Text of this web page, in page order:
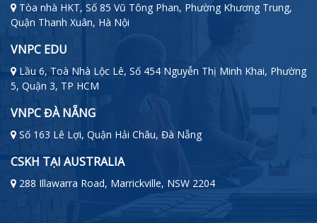
Tòa nhà HKT, Số 85 Vũ Tông Phan, Phường Khương Trung,
Quận Thanh Xuân, Hà Nội
VNPC EDU
Lầu 6, Toà Nhà Lộc Lê, Số 454 Nguyễn Thị Minh Khai, Phường
5, Quận 3, TP HCM
VNPC ĐÀ NẴNG
Số 163 Lê Lợi, Quận Hải Châu, Đà Nẵng
CSKH TẠI AUSTRALIA
288 Illawarra Road, Marrickville, NSW 2204